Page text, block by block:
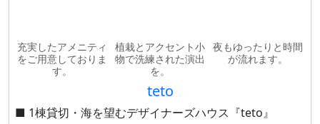
充実したアメニティ
をご用意しておりま
す。
植栽とアクセント小
物で洗練された演出
を。
夜もゆったりと時間
が流れます。
teto
■ 1棟貸切・海を望むデザイナーズハウス『teto』